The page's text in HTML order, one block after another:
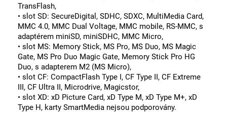
TransFlash,
• slot SD: SecureDigital, SDHC, SDXC, MultiMedia Card,
MMC 4.0, MMC Dual Voltage, MMC mobile, RS-MMC, s
adaptérem miniSD, miniSDHC, MMC Micro,
• slot MS: Memory Stick, MS Pro, MS Duo, MS Magic
Gate, MS Pro Duo Magic Gate, Memory Stick Pro HG
Duo, s adapterem M2 (MS Micro),
• slot CF: CompactFlash Type I, CF Type II, CF Extreme
III, CF Ultra II, Microdrive, Magicstor,
• slot XD: xD Picture Card, xD Type M, xD Type M+, xD
Type H, karty SmartMedia nejsou podporovány.